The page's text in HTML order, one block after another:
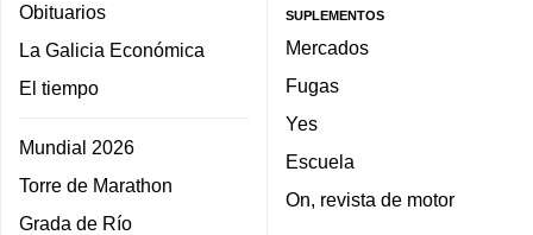
Obituarios
La Galicia Económica
El tiempo
Mundial 2026
Torre de Marathon
Grada de Río
SUPLEMENTOS
Mercados
Fugas
Yes
Escuela
On, revista de motor